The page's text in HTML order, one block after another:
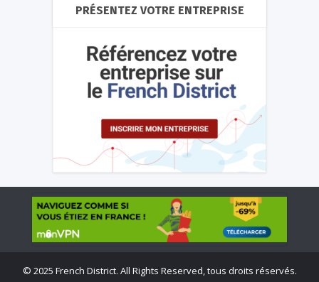
PRÉSENTEZ VOTRE ENTREPRISE
© 2025 French District. All Rights Reserved, tous droits réservés.